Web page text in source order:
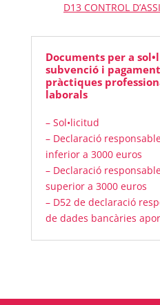
D13 CONTROL
Documents per a
subvenció i
pràctiques
laborals
– Sol•licitud
– Declaració
inferior a 3000 euros
– Declaració
superior a 3000 euros
– D52 de declaració
de dades bancàries